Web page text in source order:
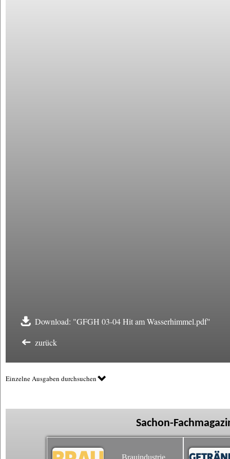
Download: "GFGH 03-04 Hit am Wasserhimmel.pdf"
zurück
Einzelne Ausgaben durchsuchen
Sachon-
Brauindustrie